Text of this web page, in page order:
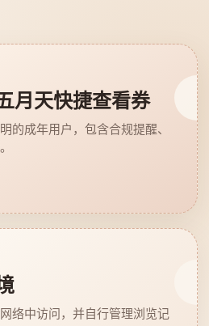
月天快捷查看券
的成年用户，包含合规提醒、
络中访问，并自行管理浏览记